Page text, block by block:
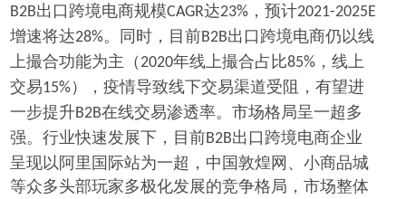
B2B出口跨境电商规模CAGR达23% ，预计2021-2025E
增速将达28%。同时，目前B2B出口跨境电商仍以线
上撮合功能为主（2020年线上撮合占比85% ，线上
交易15%），疫情导致线下交易渠道受阻，有望进
一步提升B2B在线交易渗透率。市场格局呈一超多
强。行业快速发展下，目前B2B出口跨境电商企业
呈现以阿里国际站为一超，中国敦煌网、小商品城
等众多头部玩家多极化发展的竞争格局，市场整体